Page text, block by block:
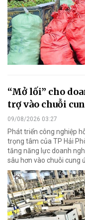
“Mở lối” cho
trợ vào chuỗi
09/08/2026 03:27
Phát triển công nghiệp
trọng tâm của TP Hải
tăng năng lực doanh
sâu hơn vào chuỗi cung